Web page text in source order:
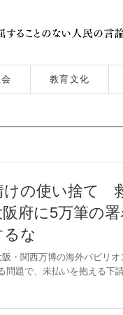
教育文化
けの使い捨て
府に5万筆の
な
・関西万博の海外パビリオ
問題で、未払いを抱える下